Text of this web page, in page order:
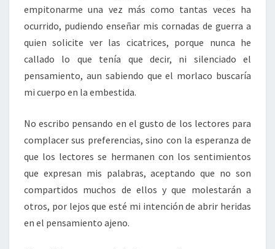
empitonarme una vez más como tantas veces ha
ocurrido, pudiendo enseñar mis cornadas de guerra a
quien solicite ver las cicatrices, porque nunca he
callado lo que tenía que decir, ni silenciado el
pensamiento, aun sabiendo que el morlaco buscaría
mi cuerpo en la embestida.
No escribo pensando en el gusto de los lectores para
complacer sus preferencias, sino con la esperanza de
que los lectores se hermanen con los sentimientos
que expresan mis palabras, aceptando que no son
compartidos muchos de ellos y que molestarán a
otros, por lejos que esté mi intención de abrir heridas
en el pensamiento ajeno.